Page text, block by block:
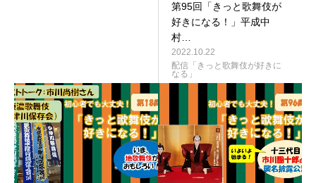
第95回「きっと歌舞伎が
好きになる！」平成中
村…
2022.10.22
配信「きっと歌舞伎が好きに
なる」